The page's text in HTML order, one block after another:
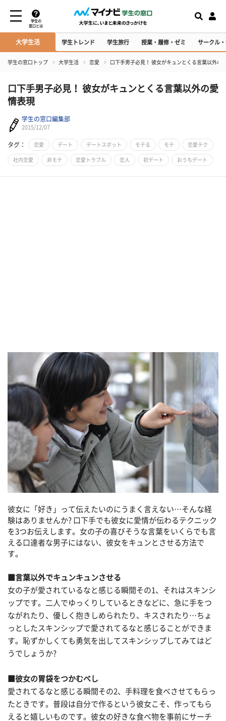
学生の
窓口とは
大学生活 学生トレンド 学生旅行 授業・履修・ゼミ サークル
学生の窓口トップ 大学生活 恋愛 口下手男子必見！ 彼女がキュンとくる言葉以外の
口下手男子必見！ 彼女がキュンとくる言葉以外の愛
情表現
学生の窓口編集部
2015/12/07
タグ： 恋愛 デート デートスポット モテる モテ 恋愛テク
社内恋愛 非モテ 恋愛トラブル 恋人 初デート おうちデート
彼女に「好き」って伝えたいのにうまく言えない…そんな経
験はありませんか? 口下手でも彼女に愛情が伝わるテクニック
を3つお伝えします。女の子の喜びそうな言葉をいくらでも言
える口達者な男子にはない、彼女をキュンとさせる方法で
す。
■言葉以外でキュンキュンさせる
女の子が愛されているなと感じる瞬間その1、それはスキンシ
ップです。二人でゆっくりしているときなどに、急に手をつ
ながれたり、優しく抱きしめられたり、キスされたり…ちょ
っとしたスキンシップで愛されてるなと感じることができま
す。恥ずかしくても勇気を出してスキンシップしてみてはど
うでしょうか?
■彼女の胃袋をつかむべし
愛されてるなと感じる瞬間その2、手料理を食べさせてもらっ
たときです。普段は自分で作るという彼女こそ、作ってもら
えると嬉しいものです。彼女の好きな食べ物を事前にサーチ